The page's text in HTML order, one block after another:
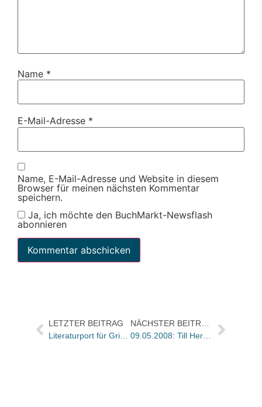
Name *
E-Mail-Adresse *
Name, E-Mail-Adresse und Website in diesem
Browser für meinen nächsten Kommentar
speichern.
Ja, ich möchte den BuchMarkt-Newsflash
abonnieren
LETZTER BEITRAG
Literaturport für Grimme Online Award nominiert